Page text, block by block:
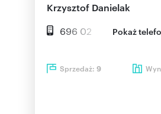
Krzysztof Danielak
696 02 Pokaż
Sprzedaż: 9